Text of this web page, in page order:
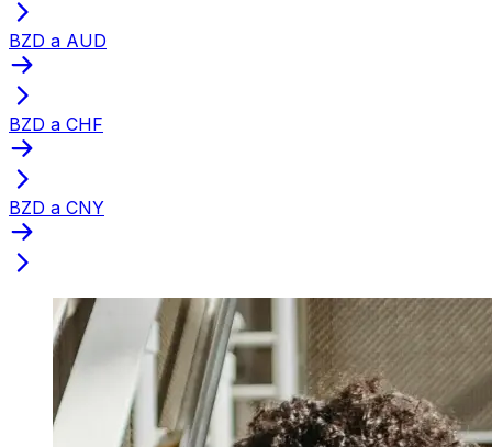
BZD a AUD
BZD a CHF
BZD a CNY